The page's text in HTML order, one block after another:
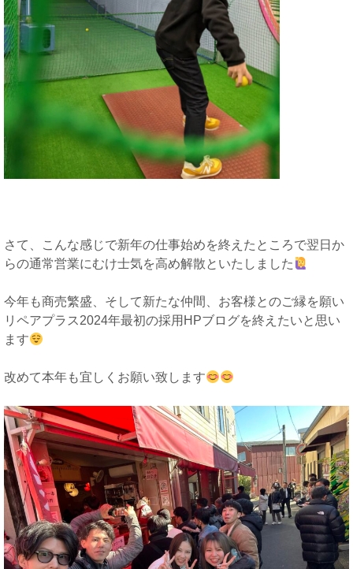
さて、こんな感じで新年の仕事始めを終えたところで翌日か
らの通常営業にむけ士気を高め解散といたしました
今年も商売繁盛、そして新たな仲間、お客様とのご縁を願い
リペアプラス2024年最初の採用HPブログを終えたいと思い
ます
改めて本年も宜しくお願い致します